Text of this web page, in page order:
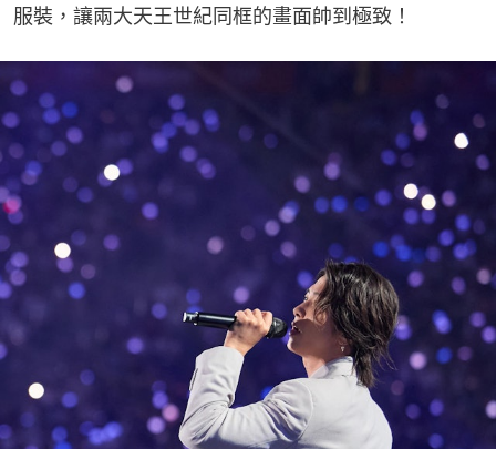
服裝，讓兩大天王世紀同框的畫面帥到極致！